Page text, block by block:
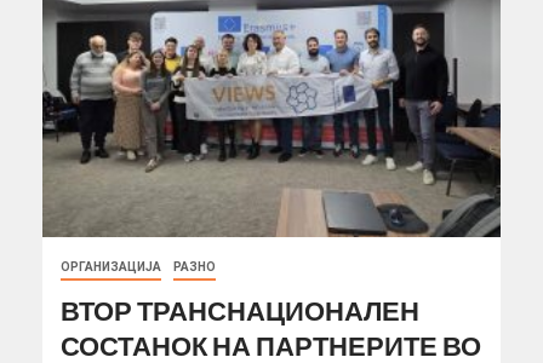
ОРГАНИЗАЦИЈА РАЗНО
ВТОР ТРАНСНАЦИОНАЛЕН
СОСТАНОК НА ПАРТНЕРИТЕ ВО